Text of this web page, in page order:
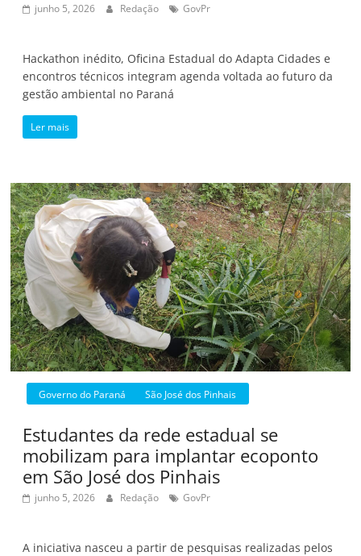
junho 5, 2026 Redação GovPr
Hackathon inédito, Oficina Estadual do Adapta Cidades e
encontros técnicos integram agenda voltada ao futuro da
gestão ambiental no Paraná
Ler mais
Governo do Paraná São José dos Pinhais
Estudantes da rede estadual se
mobilizam para implantar ecoponto
em São José dos Pinhais
junho 5, 2026 Redação GovPr
A iniciativa nasceu a partir de pesquisas realizadas pelos